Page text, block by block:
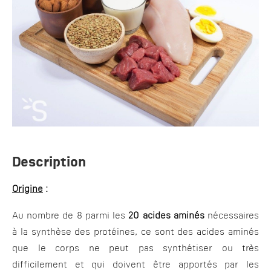
Description
Origine :
Au nombre de 8 parmi les 20 acides aminésnécessaires
à la synthèse des protéines, ce sont des acides aminés
que le corps ne peut pas synthétiser ou très
difficilement et qui doivent être apportés par les